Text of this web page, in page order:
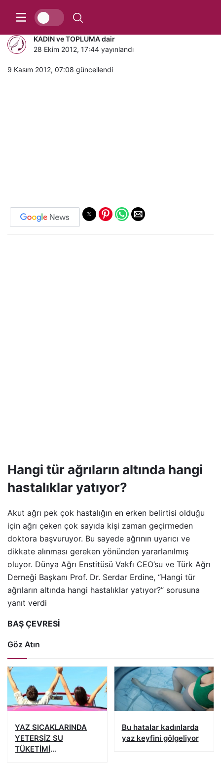
İşte vücudunuz ağrı haritası
KADIN ve TOPLUMA dair
28 Ekim 2012, 17:44 yayınlandı
9 Kasım 2012, 07:08 güncellendi
Hangi tür ağrıların altında hangi
hastalıklar yatıyor?
Akut ağrı pek çok hastalığın en erken belirtisi olduğu
için ağrı çeken çok sayıda kişi zaman geçirmeden
doktora başvuruyor. Bu sayede ağrının uyarıcı ve
dikkate alınması gereken yönünden yararlanılmış
oluyor. Dünya Ağrı Enstitüsü Vakfı CEO’su ve Türk Ağrı
Derneği Başkanı Prof. Dr. Serdar Erdine, “Hangi tür
ağrıların altında hangi hastalıklar yatıyor?” sorusuna
yanıt verdi
BAŞ ÇEVRESİ
Göz Atın
YAZ SICAKLARINDA
YETERSİZ SU
TÜKETİMİ
Bu hatalar kadınlarda
yaz keyfini gölgeliyor